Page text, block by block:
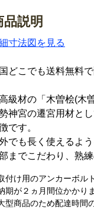
品説明
寸法図を見る
どこでも送料無料で
級材の「木曽桧(木
神宮の遷宮用材と
です。
でも長く使えるよ
までこだわり、熟
付け用のアンカーボル
期が２ヵ月間位かかり
型商品のため配達時間